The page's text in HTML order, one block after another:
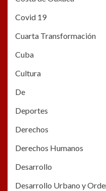
Covid 19
Cuarta Transformación
Cuba
Cultura
De
Deportes
Derechos
Derechos Humanos
Desarrollo
Desarrollo Urbano y